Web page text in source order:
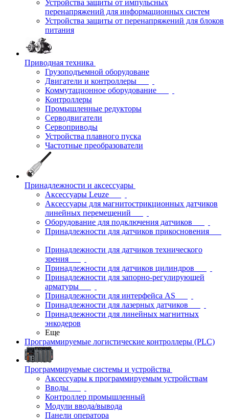
Устройства защиты от импульсных
перенапряжений для информационных систем
Устройства защиты от перенапряжений для блоков
питания
Приводная техника
Грузоподъемной оборудоване
Двигатели и контроллеры
Коммутационное оборудование
Контроллеры
Промышленные редукторы
Серводвигатели
Сервоприводы
Устройства плавного пуска
Частотные преобразователи
Принадлежности и аксессуары
Аксессуары Leuze
Аксессуары для магнитострикционных датчиков
линейных перемещений
Оборудование для подключения датчиков
Принадлежности для датчиков прикосновения
Принадлежности для датчиков технического
зрения
Принадлежности для датчиков цилиндров
Принадлежности для запорно-регулирующей
арматуры
Принадлежности для интерфейса AS
Принадлежности для лазерных датчиков
Принадлежности для линейных магнитных
энкодеров
Еще
Программируемые логистические контроллеры (PLC)
Программируемые системы и устройства
Аксессуары к программируемым устройствам
Вводы
Контроллер промышленный
Модули ввода/вывода
Панели оператора